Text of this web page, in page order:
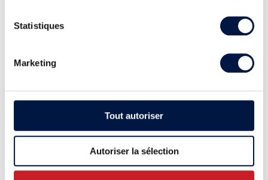
Statistiques
Marketing
Tout autoriser
Autoriser la sélection